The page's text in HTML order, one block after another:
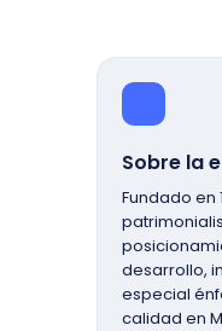
Sobre la
Fundado en
desarrollo,
especial
calidad en